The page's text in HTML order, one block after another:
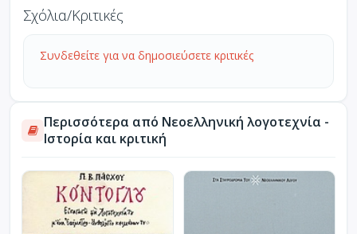
Σχόλια/Κριτικές
Συνδεθείτε για να δημοσιεύσετε κριτικές
Περισσότερα από Νεοελληνική λογοτεχνία -
Ιστορία και κριτική